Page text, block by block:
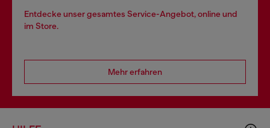
Entdecke unser gesamtes Service-Angebot, online und
im Store.
Mehr erfahren